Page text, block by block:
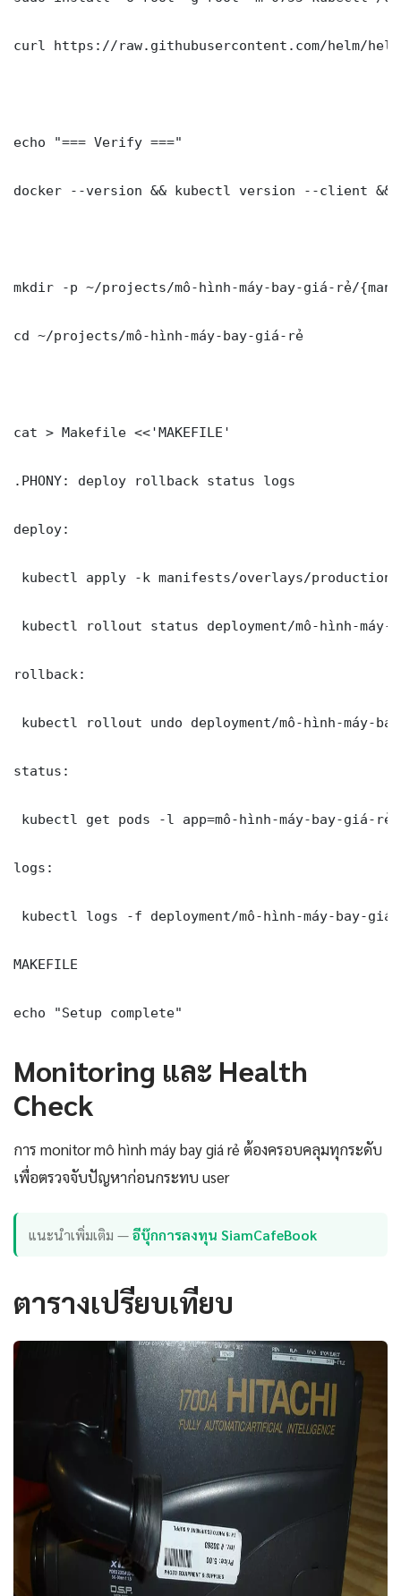
curl https://raw.githubusercontent.com/helm/
echo "=== Verify ==="
docker --version && kubectl version --client &&
mkdir -p ~/projects/mô-hình-máy-bay-giá-rẻ/
cd ~/projects/mô-hình-máy-bay-giá-rẻ
cat > Makefile <<'MAKEFILE'
.PHONY: deploy rollback status logs
deploy:
kubectl apply -k manifests/overlays/production/
kubectl rollout status deployment/mô-hình-
rollback:
kubectl rollout undo deployment/mô-hình-máy-
status:
kubectl get pods -l app=mô-hình-máy-bay-giá-
logs:
kubectl logs -f deployment/mô-hình-máy-bay-
MAKEFILE
echo "Setup complete"
Monitoring และ Health
Check
การ monitor mô hình máy bay giá rẻ ต้องครอบคลุมทุกระดับ
เพื่อตรวจจับปัญหาก่อนกระทบ user
แนะนำเพิ่มเติม —อีบุ๊กการลงทุน SiamCafeBook
ตารางเปรียบเทียบ